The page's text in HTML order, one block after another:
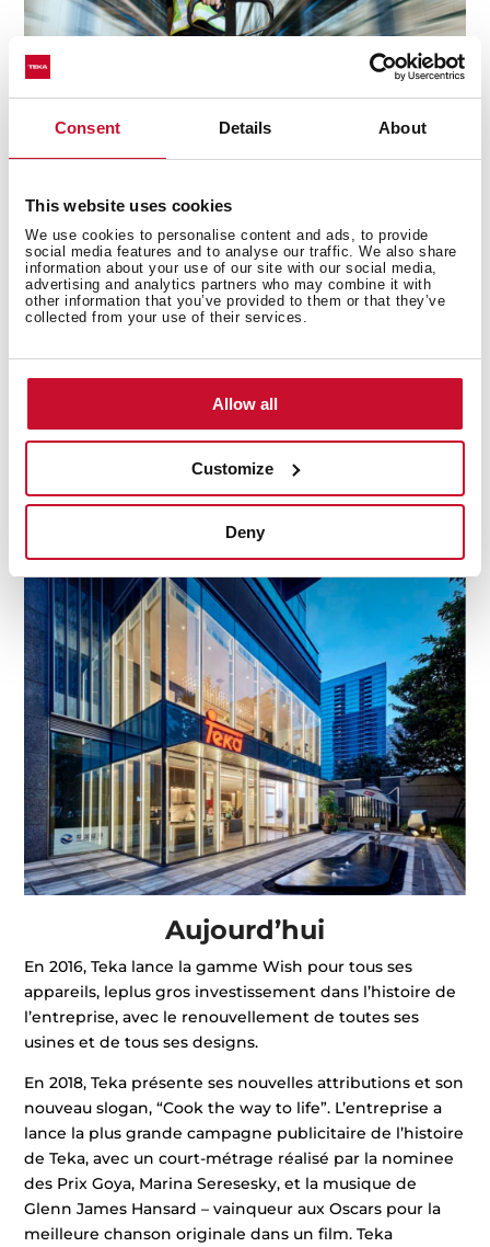
Consent Details About
This website uses cookies
We use cookies to personalise content and ads, to provide
social media features and to analyse our traffic. We also share
information about your use of our site with our social media,
advertising and analytics partners who may combine it with
other information that you’ve provided to them or that they’ve
collected from your use of their services.
Allow all
Customize
Deny
Depuis les années 70, le grand succès de la marque sur
les marchés européens où elle était présente, lui a
permis de commencer une grande expansion au
niveau international. D’abord dans le autres marchés
européens et plus tard en Amérique, en Asie, en
sponsorisant le club de football et de basketball du
Real Madrid, avec un club de handball, la création d’une
équipe de cyclisme, et une participation au rallye Paris-
Aujourd’hui
En 2016, Teka lance la gamme Wish pour tous ses
appareils, leplus gros investissement dans l’histoire de
l’entreprise, avec le renouvellement de toutes ses
usines et de tous ses designs.
En 2018, Teka présente ses nouvelles attributions et son
nouveau slogan, “Cook the way to life”. L’entreprise a
lance la plus grande campagne publicitaire de l’histoire
de Teka, avec un court-métrage réalisé par la nominee
des Prix Goya, Marina Seresesky, et la musique de
Glenn James Hansard – vainqueur aux Oscars pour la
meilleure chanson originale dans un film. Teka